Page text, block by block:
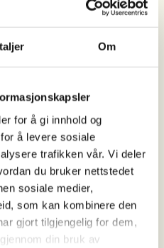
Om
for å gi innhold og
å levere sosiale
trafikken vår. Vi deler
du bruker nettstedet
sosiale medier,
som kan kombinere den
gjort tilgjengelig for dem,
din bruk av
er den aktiviteten flest
mer av. Det er også gull
omgivelser gir
vi føler oss bedre.
fordeler vi kan ha stor
post-korona, er det ikke?
som
å benytte denne frilufts-
gode aktivitetsvaner i
sørge for at ingen faller